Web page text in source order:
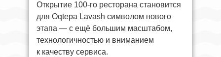
Открытие 100-го ресторана становится
для Oqtepa Lavash символом нового
этапа — с ещё большим масштабом,
технологичностью и вниманием
к качеству сервиса.